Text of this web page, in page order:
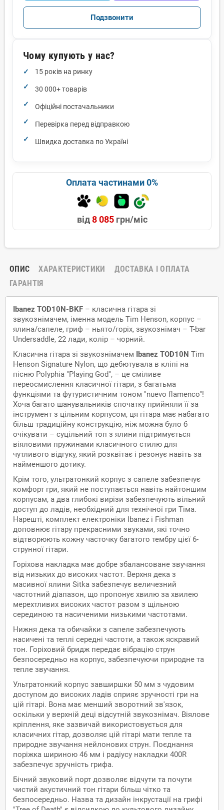
Подзвонити
Чому купують у нас?
15 років на ринку
30 000+ товарів
Офіційні постачальники
Перевірка перед відправкою
Швидка доставка по Україні
Оплата частинами 0%
від8 085грн/міс
ОПИС ХАРАКТЕРИСТИКИ
ДОСТАВКА І ОПЛАТА
ГАРАНТІЯ
Ibanez TOD10N-BKF – класична гітара зі
звукознімачем, іменна модель Tim Henson, корпус –
ялина/сапеле, гриф – ньято/горіх, звукознімач – T-bar
Undersaddle, 22 лади, колір – чорний.
Класична гітара зі звукознімачем
Ibanez TOD10N Tim
Henson Signature Nylon, що дебютувала в кліпі на
пісню Polyphia "Playing God", – це сміливе
переосмислення класичної гітари, з багатьма
функціями та футуристичним тоном "nuevo flamenco"!
Хоча багато шанувальників спочатку прийняли її за
інструмент з цільним корпусом, ця гітара має набагато
більш традиційну конструкцію, ніж можна було б
очікувати – суцільний топ з ялини підтримується
віяловими пружинами класичного стилю для
чутливого відгуку, який розквітає і резонує навіть за
найменшого дотику.
Крім того, ультратонкий корпус з сапеле забезпечує
комфорт гри, який не поступається навіть найтоншим
корпусам, а два глибокі вирізи забезпечують вільний
доступ до ладів, необхідний для технічної гри Тіма.
Нарешті, комплект електроніки Ibanez і Fishman
доповнює гітару прекрасними звуками, які точно
відтворюють кожну часточку багатого тембру цієї 6-
струнної гітари.
Горіхова накладка має добре збалансоване звучання
від низьких до високих частот. Верхня дека з
масивної ялини Sitka забезпечує величезний
частотний діапазон, що пропонує хвилю за хвилею
мерехтливих високих частот разом з щільною
серединою та насиченими низькими частотами.
Нижня дека та обичайки з сапеле забезпечують
насичені та теплі середні частоти, а також яскравий
тон. Горіховий бридж передає вібрацію струн
безпосередньо на корпус, забезпечуючи природне та
тепле звучання.
Ультратонкий корпус завширшки 50 мм з чудовим
доступом до високих ладів сприяє зручності гри на
цій гітарі. Вона має менший зворотний зв'язок,
оскільки у верхній деці відсутній звукознімач. Віялове
кріплення, яке зазвичай використовується для
класичних гітар, дозволяє цій гітарі мати тепле та
природне звучання нейлонових струн. Поєднання
поріжка шириною 46 мм і радіусу накладки 400R
забезпечує зручність грифа.
Бічний звуковий порт дозволяє відчути та почути
чистий акустичний тон гітари більш чітко та
безпосередньо. Назва та дизайн інкрустації на грифі